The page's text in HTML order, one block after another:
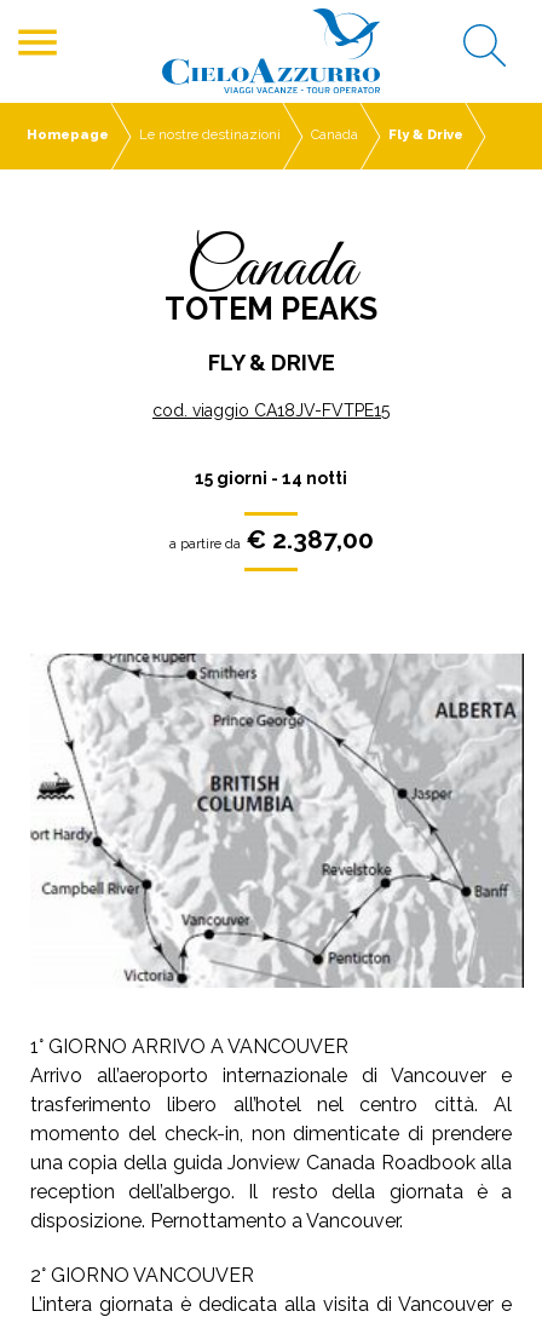
menu
Homepage Le nostre destinazioni Canada Fly & Drive
Canada
TOTEM PEAKS
FLY & DRIVE
cod. viaggio CA18JV-FVTPE15
15 giorni - 14 notti
a partire da € 2.387,00
1° GIORNO ARRIVO A VANCOUVER
Arrivo all’aeroporto internazionale di Vancouver e
trasferimento libero all’hotel nel centro città. Al
momento del check-in, non dimenticate di prendere
una copia della guida Jonview Canada Roadbook alla
reception dell’albergo. Il resto della giornata è a
disposizione. Pernottamento a Vancouver.
2° GIORNO VANCOUVER
L’intera giornata è dedicata alla visita di Vancouver e